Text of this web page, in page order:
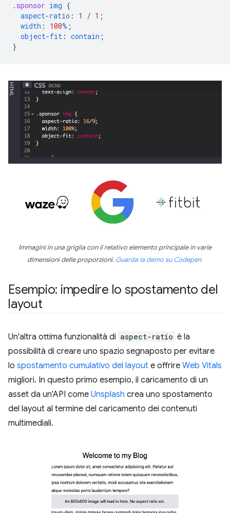
. sponsor img {
aspect-ratio : 1 / 1 ;
width : 100% ;
object-fit : contain ;
}
Immagini in una griglia con il relativo elemento principale in varie
dimensioni delle proporzioni. Guarda la demo su Codepen.
Esempio: impedire lo spostamento del
layout
Un'altra ottima funzionalità di aspect-ratio è la
possibilità di creare uno spazio segnaposto per evitare
lo spostamento cumulativo del layout e offrire Web Vitals
migliori. In questo primo esempio, il caricamento di un
asset da un'API come Unsplash crea uno spostamento
del layout al termine del caricamento dei contenuti
multimediali.